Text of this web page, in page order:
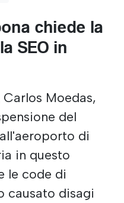
chiede la
SEO in
Moedas,
del
di
in questo
le code di
causato disagi